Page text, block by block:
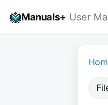
Manuals+ User